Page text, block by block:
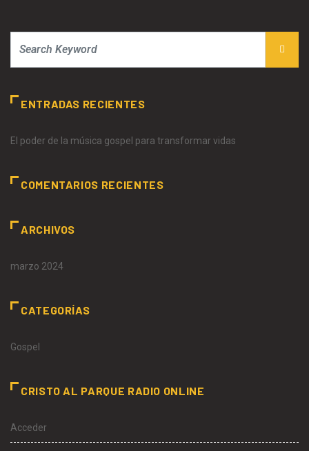
ENTRADAS RECIENTES
El poder de la música gospel para transformar vidas
COMENTARIOS RECIENTES
ARCHIVOS
marzo 2024
CATEGORÍAS
Gospel
CRISTO AL PARQUE RADIO ONLINE
Acceder